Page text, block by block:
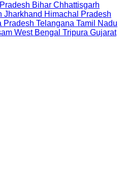
Bihar Chhattisgarh
Jharkhand Himachal Pradesh
Pradesh Telangana Tamil Nadu
West Bengal Tripura Gujarat